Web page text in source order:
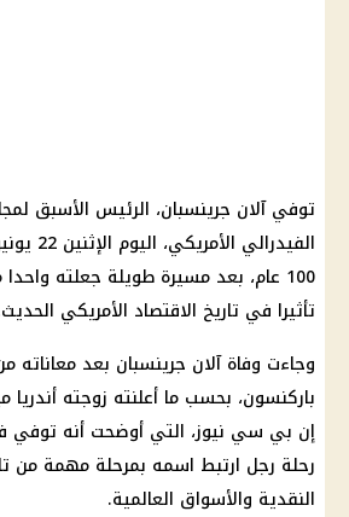
توفي آلان جرينسبان، الرئيس الأسبق
100 عام، بعد مسيرة طويلة جعلته
تأثيرا في تاريخ الاقتصاد الأمريكي
وجاءت وفاة آلان جرينسبان بعد
باركنسون، بحسب ما أعلنته زوجته
إن بي سي نيوز، التي أوضحت أنه توفي
رحلة رجل ارتبط اسمه بمرحلة مهمة من
النقدية والأسواق العالمية.